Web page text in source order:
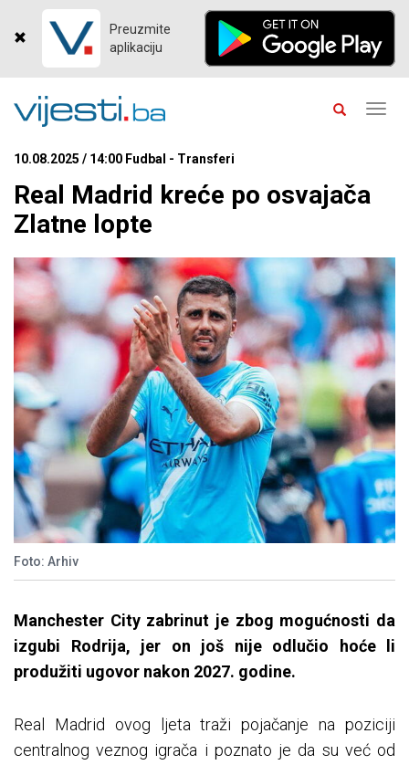
Preuzmite
aplikaciju
10.08.2025 / 14:00 Fudbal - Transferi
Real Madrid kreće po osvajača
Zlatne lopte
Foto: Arhiv
Manchester City zabrinut je zbog mogućnosti da
izgubi Rodrija, jer on još nije odlučio hoće li
produžiti ugovor nakon 2027. godine.
Real Madrid ovog ljeta traži pojačanje na poziciji
centralnog veznog igrača i poznato je da su već od